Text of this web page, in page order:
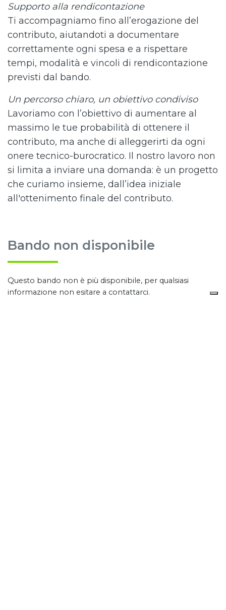
Supporto alla rendicontazione
Ti accompagniamo fino all’erogazione del
contributo, aiutandoti a documentare
correttamente ogni spesa e a rispettare
tempi, modalità e vincoli di rendicontazione
previsti dal bando.
Un percorso chiaro, un obiettivo condiviso
Lavoriamo con l’obiettivo di aumentare al
massimo le tue probabilità di ottenere il
contributo, ma anche di alleggerirti da ogni
onere tecnico-burocratico. Il nostro lavoro non
si limita a inviare una domanda: è un progetto
che curiamo insieme, dall’idea iniziale
all'ottenimento finale del contributo.
Bando non disponibile
Questo bando non è più disponibile, per qualsiasi
informazione non esitare a contattarci.